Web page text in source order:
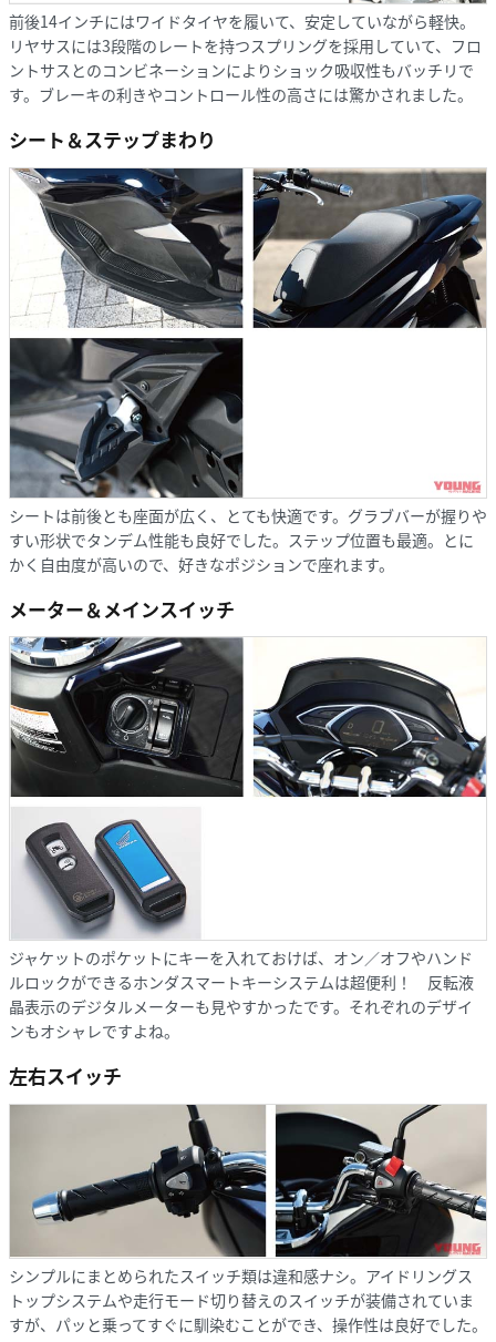
前後14インチにはワイドタイヤを履いて、安定していながら軽快。
リヤサスには3段階のレートを持つスプリングを採用していて、フロ
ントサスとのコンビネーションによりショック吸収性もバッチリで
す。ブレーキの利きやコントロール性の高さには驚かされました。
シート＆ステップまわり
シートは前後とも座面が広く、とても快適です。グラブバーが握りや
すい形状でタンデム性能も良好でした。ステップ位置も最適。とに
かく自由度が高いので、好きなポジションで座れます。
メーター＆メインスイッチ
ジャケットのポケットにキーを入れておけば、オン／オフやハンド
ルロックができるホンダスマートキーシステムは超便利！ 反転液
晶表示のデジタルメーターも見やすかったです。それぞれのデザイ
ンもオシャレですよね。
左右スイッチ
シンプルにまとめられたスイッチ類は違和感ナシ。アイドリングス
トップシステムや走行モード切り替えのスイッチが装備されていま
すが、パッと乗ってすぐに馴染むことができ、操作性は良好でした。